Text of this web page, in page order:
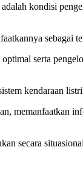
kondisi
sebagai
serta
kendaraan
memanfaatkan
secara